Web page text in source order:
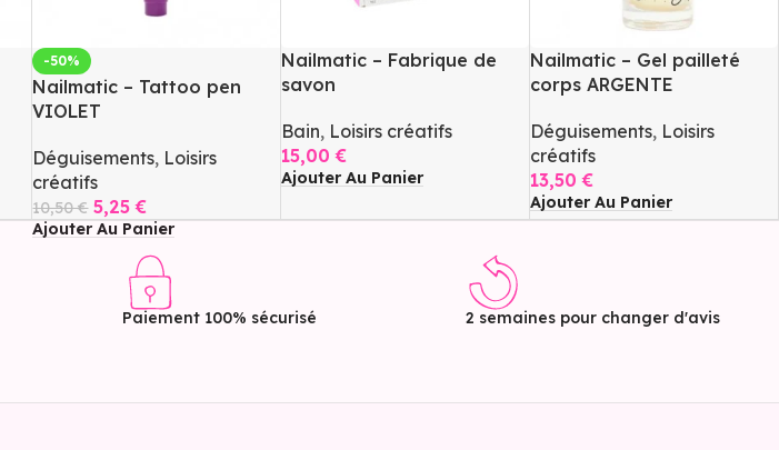
-50%
Nailmatic – Tattoo pen
VIOLET
Déguisements, Loisirs
créatifs
10,50€ 5,25€
Ajouter Au Panier
Nailmatic – Fabrique de
savon
Bain, Loisirs créatifs
15,00€
Ajouter Au Panier
Nailmatic – Gel pailleté
corps ARGENTE
Déguisements, Loisirs
créatifs
13,50€
Ajouter Au Panier
Paiement 100% sécurisé 2 semaines pour changer d'avis